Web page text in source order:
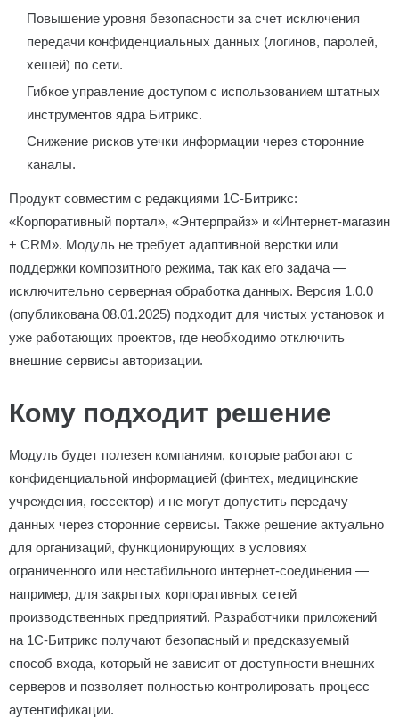
Повышение уровня безопасности за счет исключения
передачи конфиденциальных данных (логинов, паролей,
хешей) по сети.
Гибкое управление доступом с использованием штатных
инструментов ядра Битрикс.
Снижение рисков утечки информации через сторонние
каналы.
Продукт совместим с редакциями 1С-Битрикс:
«Корпоративный портал», «Энтерпрайз» и «Интернет-магазин
+ CRM». Модуль не требует адаптивной верстки или
поддержки композитного режима, так как его задача —
исключительно серверная обработка данных. Версия 1.0.0
(опубликована 08.01.2025) подходит для чистых установок и
уже работающих проектов, где необходимо отключить
внешние сервисы авторизации.
Кому подходит решение
Модуль будет полезен компаниям, которые работают с
конфиденциальной информацией (финтех, медицинские
учреждения, госсектор) и не могут допустить передачу
данных через сторонние сервисы. Также решение актуально
для организаций, функционирующих в условиях
ограниченного или нестабильного интернет-соединения —
например, для закрытых корпоративных сетей
производственных предприятий. Разработчики приложений
на 1С-Битрикс получают безопасный и предсказуемый
способ входа, который не зависит от доступности внешних
серверов и позволяет полностью контролировать процесс
аутентификации.